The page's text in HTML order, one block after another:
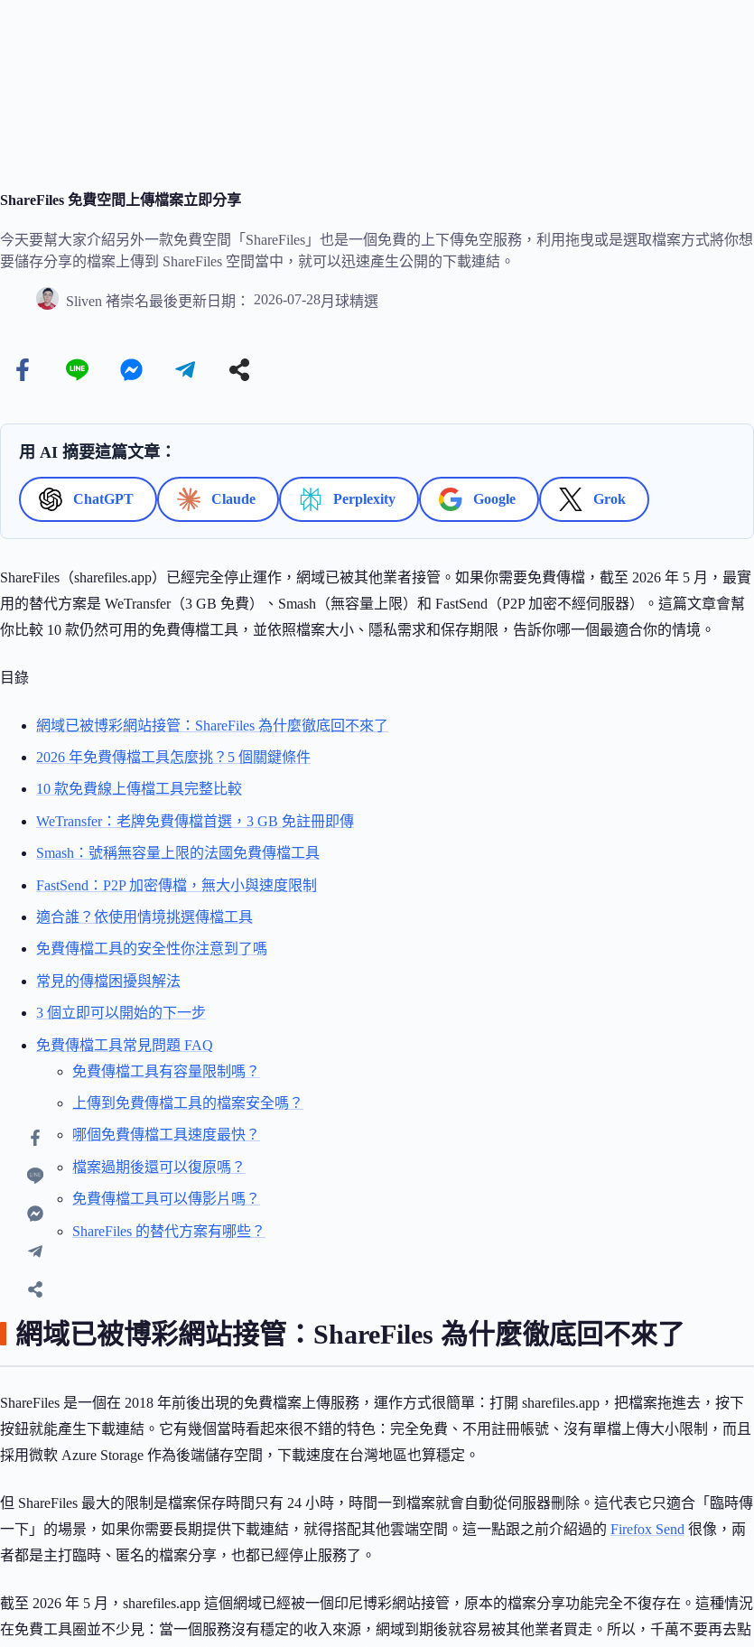
ShareFiles 免費空間上傳檔案立即分享
今天要幫大家介紹另外一款免費空間「ShareFiles」也是一個免費的上下傳免空服務，利用拖曳或是選取檔案方式將你想
要儲存分享的檔案上傳到 ShareFiles 空間當中，就可以迅速產生公開的下載連結。
Sliven 褚崇名最後更新日期： 2026-07-28月球精選
用 AI 摘要這篇文章：
ChatGPT Claude Perplexity Google Grok
ShareFiles（sharefiles.app）已經完全停止運作，網域已被其他業者接管。如果你需要免費傳檔，截至 2026 年 5 月，最實
用的替代方案是 WeTransfer（3 GB 免費）、Smash（無容量上限）和 FastSend（P2P 加密不經伺服器）。這篇文章會幫
你比較 10 款仍然可用的免費傳檔工具，並依照檔案大小、隱私需求和保存期限，告訴你哪一個最適合你的情境。
目錄
網域已被博彩網站接管：ShareFiles 為什麼徹底回不來了
2026 年免費傳檔工具怎麼挑？5 個關鍵條件
10 款免費線上傳檔工具完整比較
WeTransfer：老牌免費傳檔首選，3 GB 免註冊即傳
Smash：號稱無容量上限的法國免費傳檔工具
FastSend：P2P 加密傳檔，無大小與速度限制
適合誰？依使用情境挑選傳檔工具
免費傳檔工具的安全性你注意到了嗎
常見的傳檔困擾與解法
3 個立即可以開始的下一步
免費傳檔工具常見問題 FAQ
免費傳檔工具有容量限制嗎？
上傳到免費傳檔工具的檔案安全嗎？
哪個免費傳檔工具速度最快？
檔案過期後還可以復原嗎？
免費傳檔工具可以傳影片嗎？
ShareFiles 的替代方案有哪些？
網域已被博彩網站接管：ShareFiles 為什麼徹底回不來了
ShareFiles 是一個在 2018 年前後出現的免費檔案上傳服務，運作方式很簡單：打開 sharefiles.app，把檔案拖進去，按下
按鈕就能產生下載連結。它有幾個當時看起來很不錯的特色：完全免費、不用註冊帳號、沒有單檔上傳大小限制，而且
採用微軟 Azure Storage 作為後端儲存空間，下載速度在台灣地區也算穩定。
但 ShareFiles 最大的限制是檔案保存時間只有 24 小時，時間一到檔案就會自動從伺服器刪除。這代表它只適合「臨時傳
一下」的場景，如果你需要長期提供下載連結，就得搭配其他雲端空間。這一點跟之前介紹過的 Firefox Send 很像，兩
者都是主打臨時、匿名的檔案分享，也都已經停止服務了。
截至 2026 年 5 月，sharefiles.app 這個網域已經被一個印尼博彩網站接管，原本的檔案分享功能完全不復存在。這種情況
在免費工具圈並不少見：當一個服務沒有穩定的收入來源，網域到期後就容易被其他業者買走。所以，千萬不要再去點